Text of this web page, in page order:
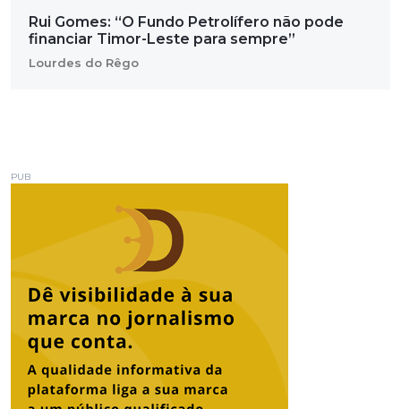
Rui Gomes: “O Fundo Petrolífero não pode
financiar Timor-Leste para sempre”
Lourdes do Rêgo
PUB